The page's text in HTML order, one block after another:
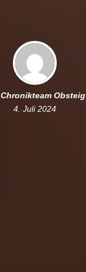
Chronikteam Obsteig
4. Juli 2024